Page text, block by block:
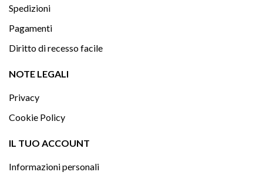
Spedizioni
Pagamenti
Diritto di recesso facile
NOTE LEGALI
Privacy
Cookie Policy
IL TUO ACCOUNT
Informazioni personali